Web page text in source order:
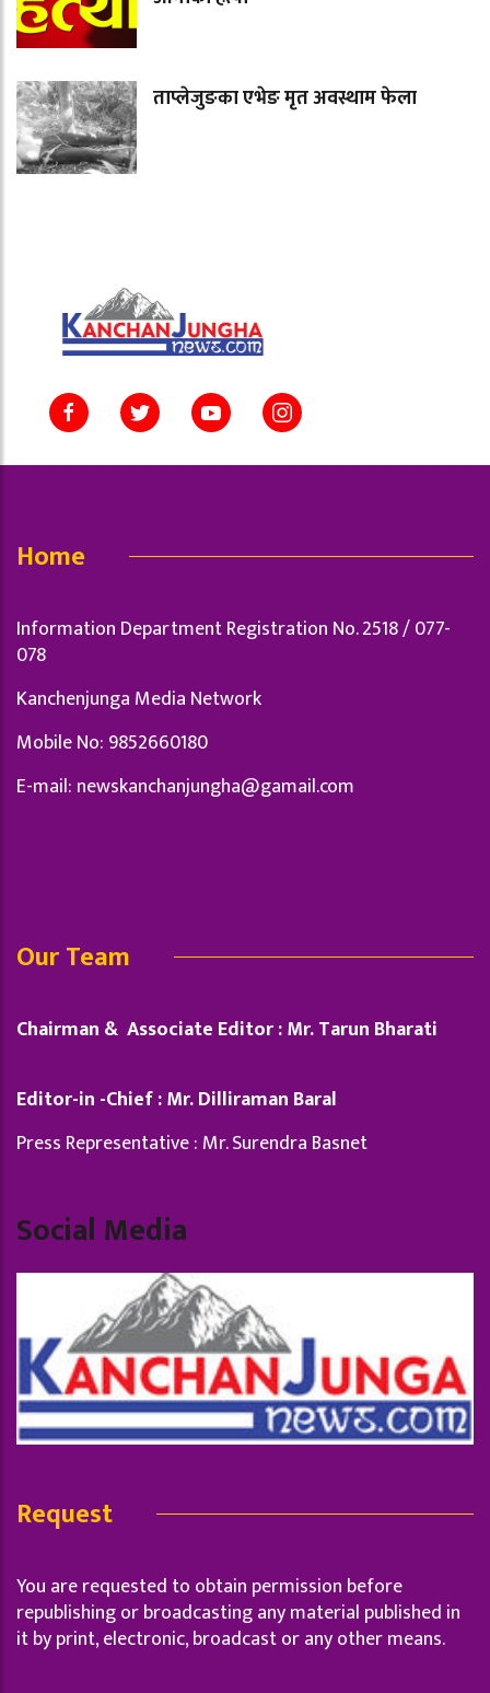
ताप्लेजुङका एभेङ मृत अवस्थाम फेला
Home
Information Department Registration No. 2518 / 077-
078
Kanchenjunga Media Network
Mobile No: 9852660180
E-mail: newskanchanjungha@gamail.com
Our Team
Chairman & Associate Editor : Mr. Tarun Bharati
Editor-in -Chief : Mr. Dilliraman Baral
Press Representative : Mr. Surendra Basnet
Social Media
Request
You are requested to obtain permission before
republishing or broadcasting any material published in
it by print, electronic, broadcast or any other means.